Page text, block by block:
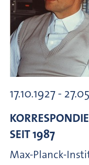
17.10.1927 -
SEIT 1987
Max-Planck-